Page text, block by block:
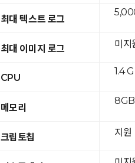
최대 텍스트 로그
최대 이미지 로그
CPU
메모리
크립토칩
미지
1.4
지원